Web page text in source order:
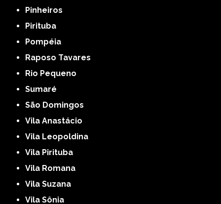
Pinheiros
Pirituba
Pompéia
Raposo Tavares
Rio Pequeno
Sumaré
São Domingos
Vila Anastácio
Vila Leopoldina
Vila Pirituba
Vila Romana
Vila Suzana
Vila Sônia